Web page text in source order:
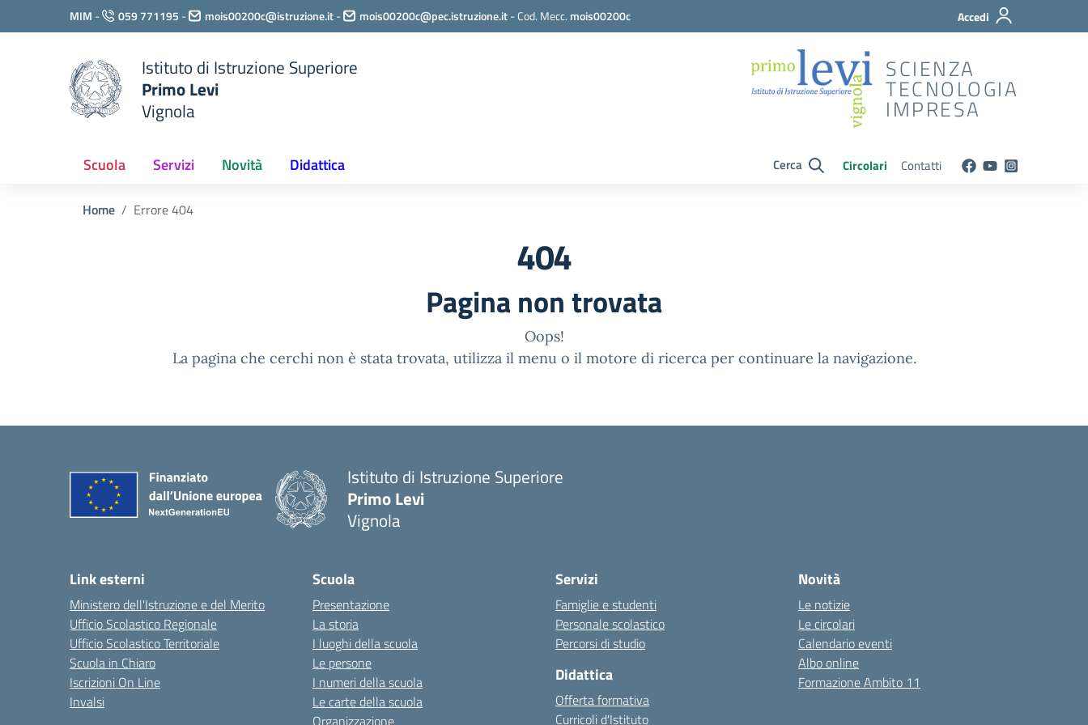
Vai ai contenuti
Vai al menu di navigazione
MIM - 059 771195 - mois00200c@istruzione.it- mois00200c@pec.istruzione.it-Cod. Mecc. mois00200c Accedi
Istituto di Istruzione Superiore
Primo Levi
Vignola
SCIENZA
TECNOLOGIA
IMPRESA
Scuola Servizi Novità Didattica Cerca Circolari Contatti
Home Errore 404
404
Pagina non trovata
Oops!
La pagina che cerchi non è stata trovata, utilizza il menu o il motore di ricerca per continuare la navigazione.
Istituto di Istruzione Superiore
Primo Levi
Vignola
Link esterni
Ministero dell'Istruzione e del Merito
Ufficio Scolastico Regionale
Ufficio Scolastico Territoriale
Scuola in Chiaro
Iscrizioni On Line
Invalsi
Scuola
Presentazione
La storia
I luoghi della scuola
Le persone
I numeri della scuola
Le carte della scuola
Organizzazione
Servizi
Famiglie e studenti
Personale scolastico
Percorsi di studio
Didattica
Offerta formativa
Curricoli d'Istituto
Novità
Le notizie
Le circolari
Calendario eventi
Albo online
Formazione Ambito 11